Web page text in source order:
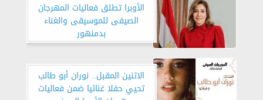
الأوبرا تطلق فعاليات المهرجان
الصيفى للموسيقى والغناء
بدمنهور
الاثنين المقبل.. نوران أبو طالب
تحيي حفلا غنائيا ضمن فعاليات